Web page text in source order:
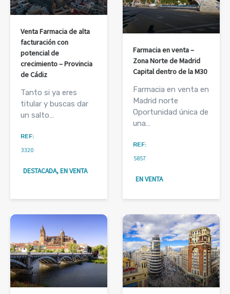
Venta Farmacia de alta
facturación con
potencial de
crecimiento – Provincia
de Cádiz
Tanto si ya eres
titular y buscas dar
un salto…
REF:
3320
DESTACADA, EN VENTA
Farmacia en venta –
Zona Norte de Madrid
Capital dentro de la M30
Farmacia en venta en
Madrid norte
Oportunidad única de
una…
REF:
5857
EN VENTA